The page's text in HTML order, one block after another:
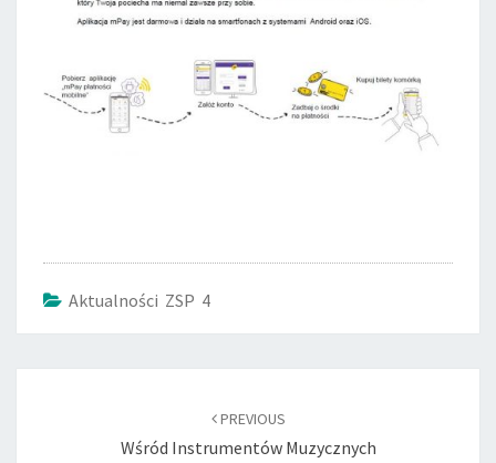
Aktualności ZSP 4
PREVIOUS
Wśród Instrumentów Muzycznych